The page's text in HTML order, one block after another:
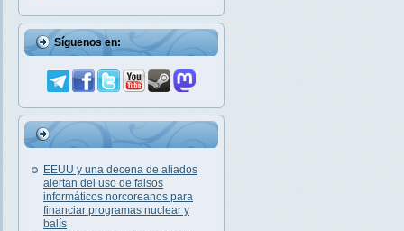
Síguenos en:
EEUU y una decena de aliados
alertan del uso de falsos
informáticos norcoreanos para
financiar programas nuclear y
balís